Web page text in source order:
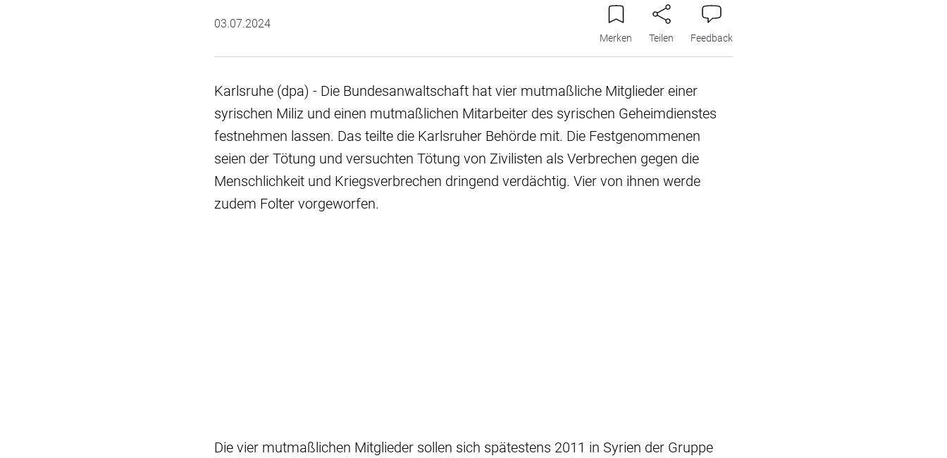
03.07.2024
Merken Teilen Feedback
Karlsruhe (dpa) - Die Bundesanwaltschaft hat vier mutmaßliche Mitglieder einer
syrischen Miliz und einen mutmaßlichen Mitarbeiter des syrischen Geheimdienstes
festnehmen lassen. Das teilte die Karlsruher Behörde mit. Die Festgenommenen
seien der Tötung und versuchten Tötung von Zivilisten als Verbrechen gegen die
Menschlichkeit und Kriegsverbrechen dringend verdächtig. Vier von ihnen werde
zudem Folter vorgeworfen.
Die vier mutmaßlichen Mitglieder sollen sich spätestens 2011 in Syrien der Gruppe